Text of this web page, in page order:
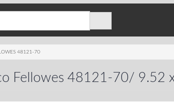
48121-70
Fellowes 48121-70/ 9.52